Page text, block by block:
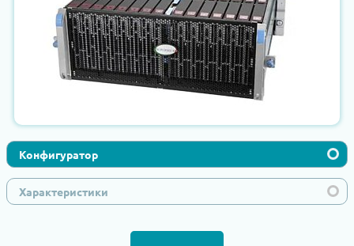
Конфигуратор
Характеристики